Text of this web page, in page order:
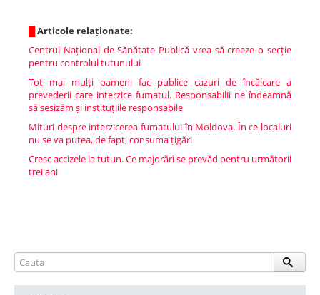
Articole relaționate:
Centrul Național de Sănătate Publică vrea să creeze o secție
pentru controlul tutunului
Tot mai mulți oameni fac publice cazuri de încălcare a
prevederii care interzice fumatul. Responsabilii ne îndeamnă
să sesizăm și instituțiile responsabile
Mituri despre interzicerea fumatului în Moldova. În ce localuri
nu se va putea, de fapt, consuma țigări
Cresc accizele la tutun. Ce majorări se prevăd pentru următorii
trei ani